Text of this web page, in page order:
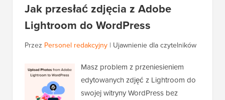
Jak przesłać zdjęcia z Adobe
Lightroom do WordPress
Przez Personel redakcyjny | Ujawnienie dla czytelników
Masz problem z przeniesieniem
edytowanych zdjęć z Lightroom do
swojej witryny WordPress bez